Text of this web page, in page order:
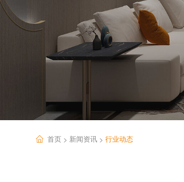
首页 > 新闻资讯 > 行业动态